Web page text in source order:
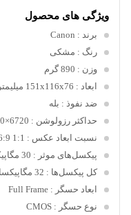
ویژگی های محصول
برند : Canon
رنگ : مشکی
وزن : 890 گرم
ابعاد : 151x116x76 میلیمتر
ضد نفوذ : بله
حداکثر رزولوشن : 6720×4480
نسبت ابعاد عکس : 1:1 16:9 3:2 4:3
پیکسل‌های موثر : 30 مگاپیکسل
کل پیکسل‌ها : 32 مگاپیکسل
ابعاد حسگر : Full Frame
نوع حسگر : CMOS